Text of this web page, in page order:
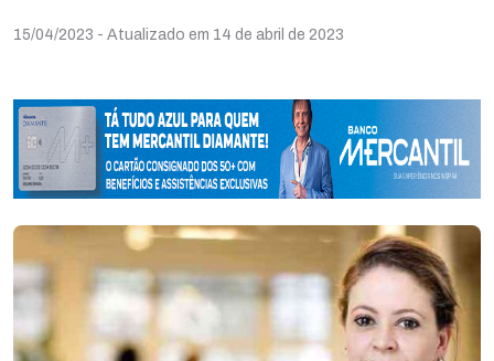
15/04/2023 - Atualizado em 14 de abril de 2023